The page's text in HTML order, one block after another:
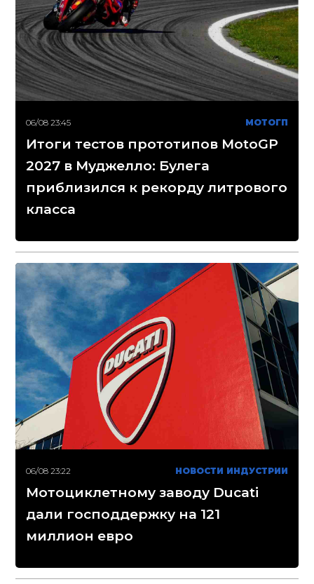
06/08 23:45 МОТОГП
Итоги тестов прототипов MotoGP
2027 в Муджелло: Булега
приблизился к рекорду литрового
класса
06/08 23:22 НОВОСТИ ИНДУСТРИИ
Мотоциклетному заводу Ducati
дали господдержку на 121
миллион евро